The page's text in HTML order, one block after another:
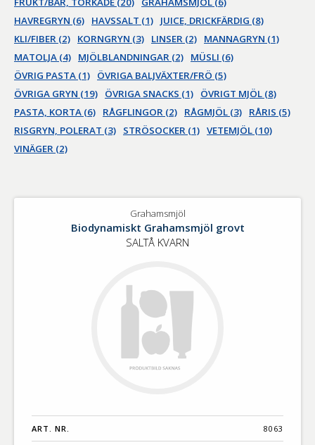
HAVREGRYN (6)
HAVSSALT (1)
JUICE, DRICKFÄRDIG (8)
KLI/FIBER (2)
KORNGRYN (3) LINSER (2)
MANNAGRYN (1)
MATOLJA (4)
MJÖLBLANDNINGAR (2)
MÜSLI (6)
ÖVRIG PASTA (1)
ÖVRIGA BALJVÄXTER/FRÖ (5)
ÖVRIGA GRYN (19)
ÖVRIGA SNACKS (1)
ÖVRIGT MJÖL (8)
PASTA, KORTA (6)
RÅGFLINGOR (2) RÅGMJÖL (3)
RÅRIS (5)
RISGRYN, POLERAT (3)
STRÖSOCKER (1) VETEMJÖL (10)
VINÄGER (2)
Grahamsmjöl
Biodynamiskt Grahamsmjöl grovt
SALTÅ KVARN
ART. NR. 8063